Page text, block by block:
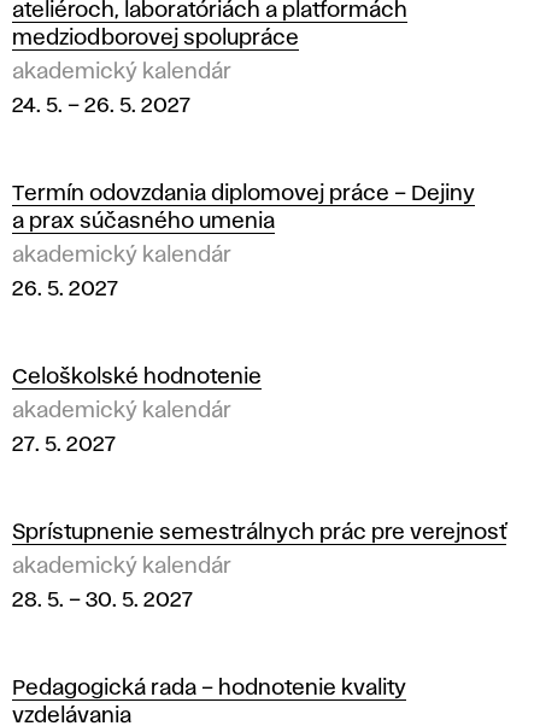
ateliéroch, laboratóriách a platformách
medziodborovej spolupráce
akademický kalendár
24. 5. – 26. 5. 2027
Termín odovzdania diplomovej práce – Dejiny
a prax súčasného umenia
akademický kalendár
26. 5. 2027
Celoškolské hodnotenie
akademický kalendár
27. 5. 2027
Sprístupnenie semestrálnych prác pre verejnosť
akademický kalendár
28. 5. – 30. 5. 2027
Pedagogická rada – hodnotenie kvality
vzdelávania